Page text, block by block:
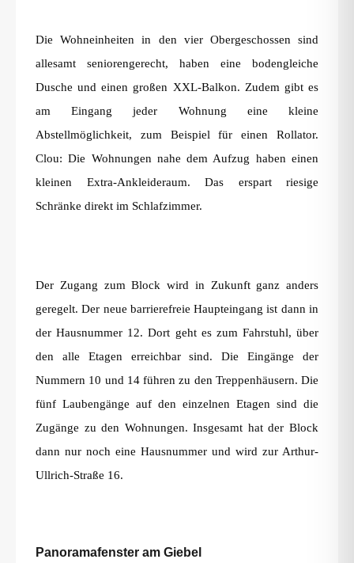
Die Wohneinheiten in den vier Obergeschossen sind
allesamt seniorengerecht, haben eine bodengleiche
Dusche und einen großen XXL-Balkon. Zudem gibt es
am Eingang jeder Wohnung eine kleine
Abstellmöglichkeit, zum Beispiel für einen Rollator.
Clou: Die Wohnungen nahe dem Aufzug haben einen
kleinen Extra-Ankleideraum. Das erspart riesige
Schränke direkt im Schlafzimmer.
Der Zugang zum Block wird in Zukunft ganz anders
geregelt. Der neue barrierefreie Haupteingang ist dann in
der Hausnummer 12. Dort geht es zum Fahrstuhl, über
den alle Etagen erreichbar sind. Die Eingänge der
Nummern 10 und 14 führen zu den Treppenhäusern. Die
fünf Laubengänge auf den einzelnen Etagen sind die
Zugänge zu den Wohnungen. Insgesamt hat der Block
dann nur noch eine Hausnummer und wird zur Arthur-
Ullrich-Straße 16.
Panoramafenster am Giebel